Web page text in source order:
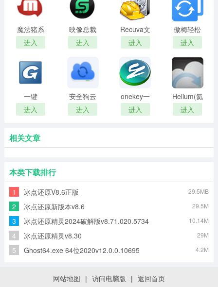
魔法猪系
统重装大
师
进入
映像总裁
pc端
进入
Recuva文
件恢复
进入
傲梅轻松
备份免费
版
进入
一键
GHOST绿
色版
进入
安全狗云
备份
进入
onekey一
键还原
进入
Helium(氦
备份)
进入
相关文章
本类下载排行
1 冰点还原V8.6正版 29.5MB
2 冰点还原新版本v8.6 29.5M
3 冰点还原精灵2024破解版v8.71.020.5734 10.14M
4 冰点还原精灵v8.30 29M
5 Ghost64.exe 64位2020v12.0.0.10695 4.2M
网站地图 | 访问电脑版 | 返回首页